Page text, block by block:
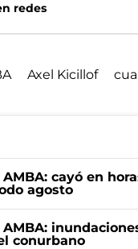
redes
Axel Kicillof
cayó en
agosto
conurbano